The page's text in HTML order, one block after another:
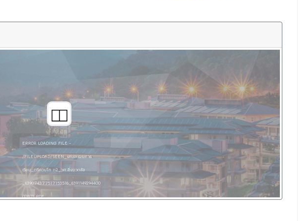
ERROR LOADING FILE -
/FILEUPLOAD/SEEN_เสนอแผนการ
เรียน_ตรีควบโท ก2_วศ.สิ่งแวดล้อ
_639074377517153516_6391149294400
02803.PDF